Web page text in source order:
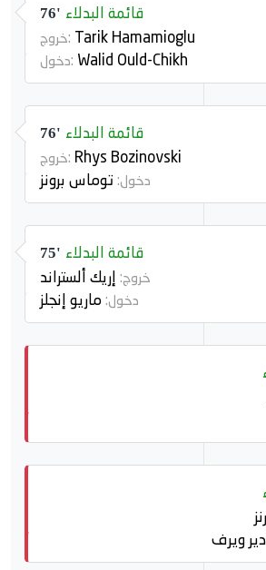
76' قائمة البدلاء
خروج: Tarik Hamamioglu
دخول: Walid Ould-Chikh
76' قائمة البدلاء
خروج: Rhys Bozinovski
دخول:توماس برونز
75' قائمة البدلاء
خروج: إريك ألستراند
دخول: ماريو إنجلز
ويرف